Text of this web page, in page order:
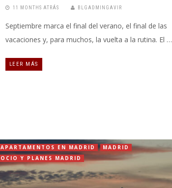
11 MONTHS ATRÁS BLGADMINGAVIR
Septiembre marca el final del verano, el final de las
vacaciones y, para muchos, la vuelta a la rutina. El …
LEER MÁS
APARTAMENTOS EN MADRID
MADRID
OCIO Y PLANES MADRID